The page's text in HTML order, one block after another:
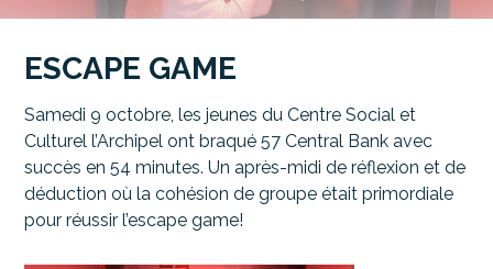
ESCAPE GAME
Samedi 9 octobre, les jeunes du Centre Social et
Culturel l’Archipel ont braqué 57 Central Bank avec
succès en 54 minutes. Un après-midi de réflexion et de
déduction où la cohésion de groupe était primordiale
pour réussir l’escape game!